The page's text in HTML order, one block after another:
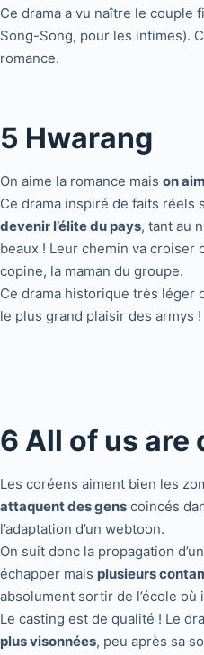
Ce drama a vu naître le couple
Song-Song, pour les intimes).
romance.
5 Hwarang
On aime la romance mais on
Ce drama inspiré de faits réels
devenir l’élite du pays, tant au
beaux ! Leur chemin va croiser
copine, la maman du groupe.
Ce drama historique très léger
le plus grand plaisir des armys !
6 All of us are
Les coréens aiment bien les
attaquent des gens coincés
l’adaptation d’un webtoon.
On suit donc la propagation
échapper mais plusieurs
absolument sortir de l’école où
Le casting est de qualité ! Le
plus visonnées, peu après sa